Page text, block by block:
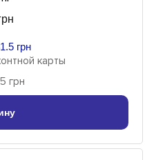
грн
карты
грн